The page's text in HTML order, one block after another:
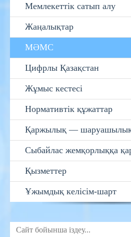
Мемлекеттік сатып алу
Жаңалықтар
МӘМС
Цифрлы Қазақстан
Жұмыс кестесі
Нормативтік құжаттар
Қаржылық — шаруашылық
Сыбайлас жемқорлыққа
Қызметтер
Ұжымдық келісім-шарт